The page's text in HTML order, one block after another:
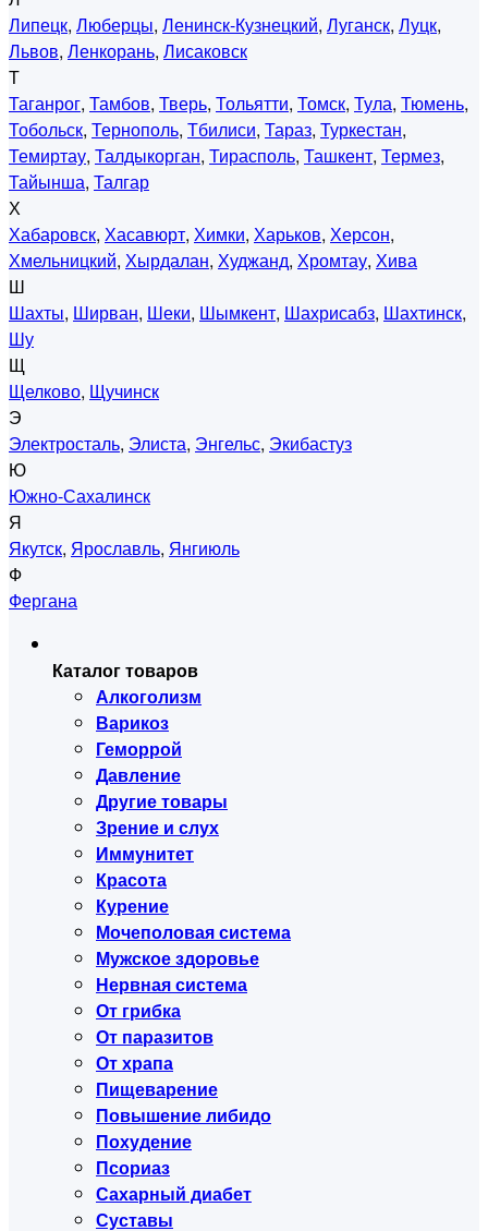
Липецк, Люберцы, Ленинск-Кузнецкий, Луганск, Луцк,
Львов, Ленкорань, Лисаковск
Т
Таганрог, Тамбов, Тверь, Тольятти, Томск, Тула, Тюмень,
Тобольск, Тернополь, Тбилиси, Тараз, Туркестан,
Темиртау, Талдыкорган, Тирасполь, Ташкент, Термез,
Тайынша, Талгар
Х
Хабаровск, Хасавюрт, Химки, Харьков, Херсон,
Хмельницкий, Хырдалан, Худжанд, Хромтау, Хива
Ш
Шахты, Ширван, Шеки, Шымкент, Шахрисабз, Шахтинск,
Шу
Щ
Щелково, Щучинск
Э
Электросталь, Элиста, Энгельс, Экибастуз
Ю
Южно-Сахалинск
Я
Якутск, Ярославль, Янгиюль
Ф
Фергана
Каталог товаров
Алкоголизм
Варикоз
Геморрой
Давление
Другие товары
Зрение и слух
Иммунитет
Красота
Курение
Мочеполовая система
Мужское здоровье
Нервная система
От грибка
От паразитов
От храпа
Пищеварение
Повышение либидо
Похудение
Псориаз
Сахарный диабет
Суставы